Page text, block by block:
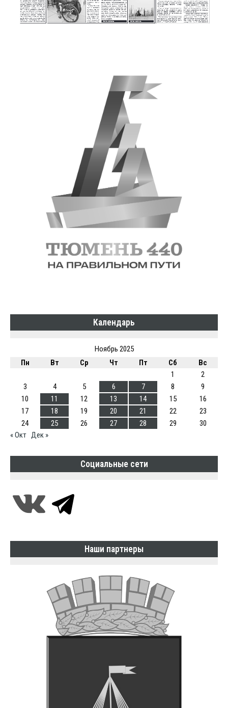
Календарь
Ноябрь 2025
Пн
Вт Ср Чт Пт Сб
Вс
1
2
3
4 5 6 7 8
9
10
11 12 13 14 15
16
17
18 19 20 21 22
23
24
25 26 27 28 29
30
« Окт Дек »
Социальные сети
Наши партнеры